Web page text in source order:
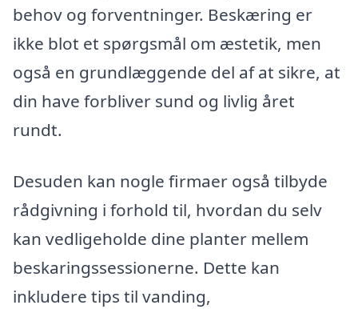
behov og forventninger. Beskæring er
ikke blot et spørgsmål om æstetik, men
også en grundlæggende del af at sikre, at
din have forbliver sund og livlig året
rundt.
Desuden kan nogle firmaer også tilbyde
rådgivning i forhold til, hvordan du selv
kan vedligeholde dine planter mellem
beskaringssessionerne. Dette kan
inkludere tips til vanding,